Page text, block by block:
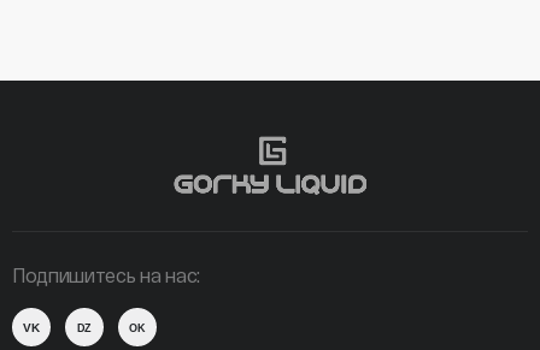
Подпишитесь на нас:
VK DZ OK